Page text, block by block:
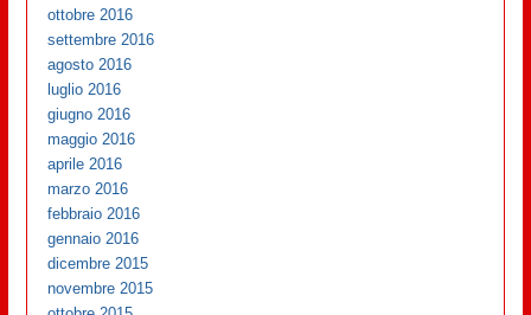
ottobre 2016
settembre 2016
agosto 2016
luglio 2016
giugno 2016
maggio 2016
aprile 2016
marzo 2016
febbraio 2016
gennaio 2016
dicembre 2015
novembre 2015